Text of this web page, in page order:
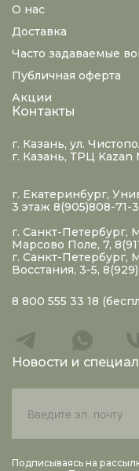
О нас
Доставка
Часто задаваемые
Публичная оферта
Акции
Контакты
г. Казань, ул.
г. Казань, ТРЦ Kazan
г. Екатеринбург,
3 этаж 8(905)808-71-
г. Санкт-Петербург,
Марсово Поле, 7,
г. Санкт-Петербург,
Восстания, 3-5,
8 800 555 33 18
Новости и
Подписываясь на